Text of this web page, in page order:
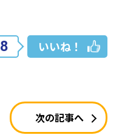
8 いいね！
次の記事へ